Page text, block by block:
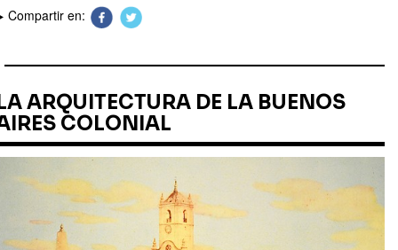
Compartir en:
ARQUITECTURA DE LA BUENOS
COLONIAL